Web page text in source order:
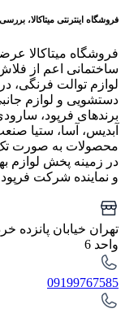
فروشگاه اینترنتی میتاکالا،
فروشگاه میتاکالا
ساختمانی اعم از
لوازم توالت فرنگی،
دستشویی و لوازم
برندهای فرپود،
آبدیس، آسا، ستیا
محصولات به صورت تک
در زمینه پخش لوازم
و نماینده شرکت فرپود
واحد 6
09199767585